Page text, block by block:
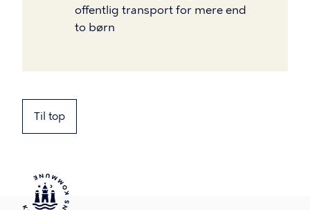
offentlig transport for mere end
to børn
Til top